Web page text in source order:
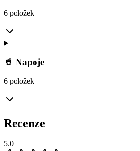
6 položek
🥤 Napoje
6 položek
Recenze
5.0